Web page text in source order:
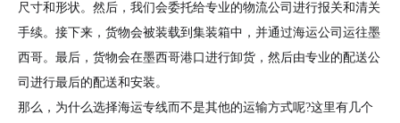
尺寸和形状。然后，我们会委托给专业的物流公司进行报关和清关
手续。接下来，货物会被装载到集装箱中，并通过海运公司运往墨
西哥。最后，货物会在墨西哥港口进行卸货，然后由专业的配送公
司进行最后的配送和安装。
那么，为什么选择海运专线而不是其他的运输方式呢?这里有几个